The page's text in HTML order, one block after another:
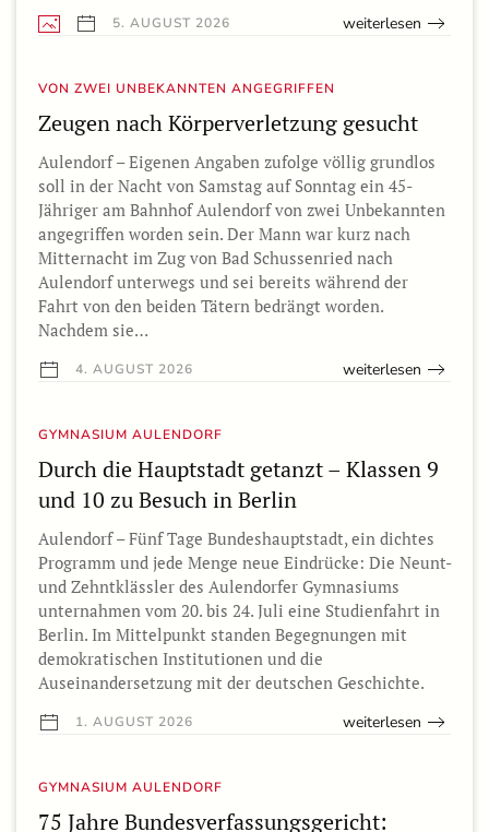
5. AUGUST 2026 weiterlesen
VON ZWEI UNBEKANNTEN ANGEGRIFFEN
Zeugen nach Körperverletzung gesucht
Aulendorf – Eigenen Angaben zufolge völlig grundlos
soll in der Nacht von Samstag auf Sonntag ein 45-
Jähriger am Bahnhof Aulendorf von zwei Unbekannten
angegriffen worden sein. Der Mann war kurz nach
Mitternacht im Zug von Bad Schussenried nach
Aulendorf unterwegs und sei bereits während der
Fahrt von den beiden Tätern bedrängt worden.
Nachdem sie…
4. AUGUST 2026 weiterlesen
GYMNASIUM AULENDORF
Durch die Hauptstadt getanzt – Klassen 9
und 10 zu Besuch in Berlin
Aulendorf – Fünf Tage Bundeshauptstadt, ein dichtes
Programm und jede Menge neue Eindrücke: Die Neunt-
und Zehntklässler des Aulendorfer Gymnasiums
unternahmen vom 20. bis 24. Juli eine Studienfahrt in
Berlin. Im Mittelpunkt standen Begegnungen mit
demokratischen Institutionen und die
Auseinandersetzung mit der deutschen Geschichte.
1. AUGUST 2026 weiterlesen
GYMNASIUM AULENDORF
75 Jahre Bundesverfassungsgericht: